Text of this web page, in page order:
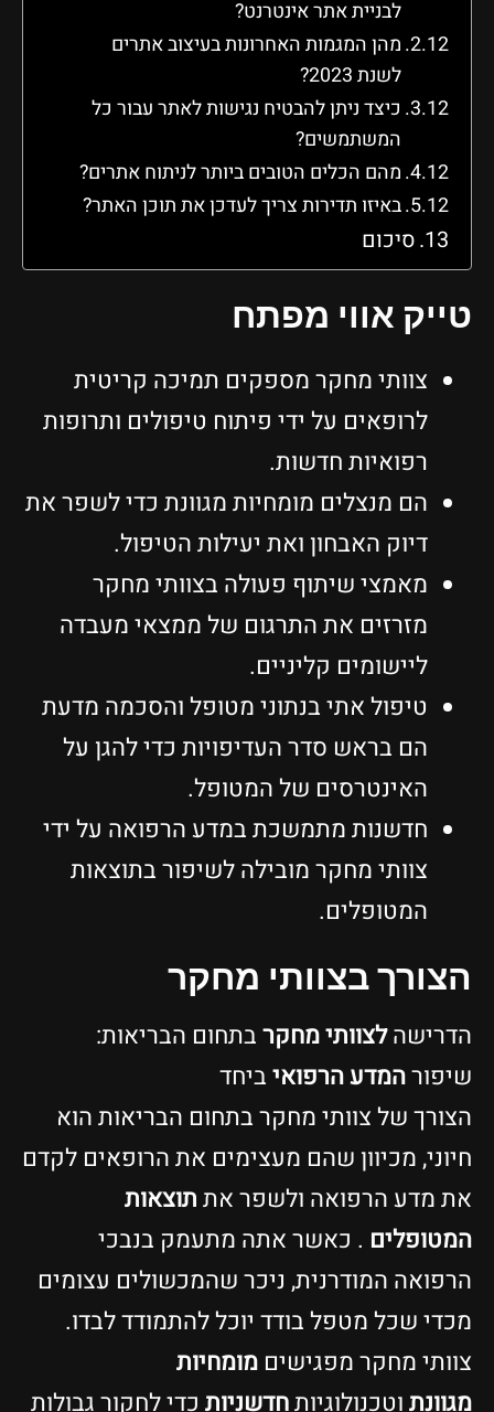
לבניית אתר אינטרנט?
מהן המגמות האחרונות בעיצוב אתרים
לשנת 2023?
כיצד ניתן להבטיח נגישות לאתר עבור כל
המשתמשים?
מהם הכלים הטובים ביותר לניתוח אתרים?
באיזו תדירות צריך לעדכן את תוכן האתר?
סיכום
אווי מפתח
צוותי מחקר מספקים תמיכה קריטית
לרופאים על ידי פיתוח טיפולים ותרופות
רפואיות חדשות.
הם מנצלים מומחיות מגוונת כדי לשפר את
דיוק האבחון ואת יעילות הטיפול.
מאמצי שיתוף פעולה בצוותי מחקר
מזרזים את התרגום של ממצאי מעבדה
ליישומים קליניים.
טיפול אתי בנתוני מטופל והסכמה מדעת
הם בראש סדר העדיפויות כדי להגן על
האינטרסים של המטופל.
חדשנות מתמשכת במדע הרפואה על ידי
צוותי מחקר מובילה לשיפור בתוצאות
המטופלים.
בצוותי מחקר
לצוותי מחקרבתחום הבריאות:
המדע הרפואיביחד
של צוותי מחקר בתחום הבריאות הוא
מכיוון שהם מעצימים את הרופאים לקדם
מדע הרפואה ולשפר אתתוצאות
. כאשר אתה מתעמק בנבכי
המודרנית, ניכר שהמכשולים עצומים
שכל מטפל בודד יוכל להתמודד לבדו.
מחקר מפגישיםמומחיות
וטכנולוגיותחדשניותכדי לחקור גבולות